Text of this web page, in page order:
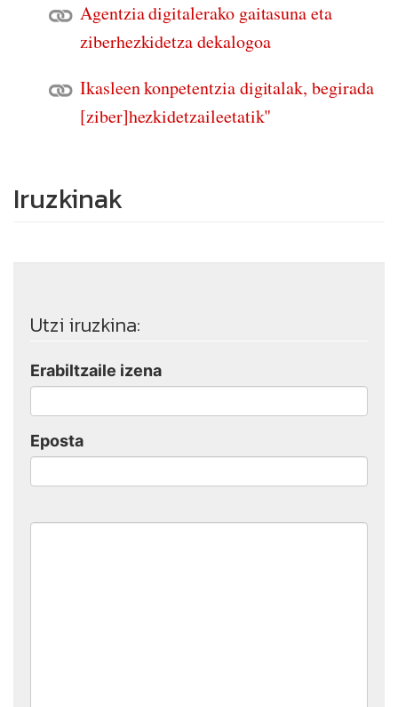
Agentzia digitalerako gaitasuna eta
ziberhezkidetza dekalogoa
Ikasleen konpetentzia digitalak, begirada
[ziber]hezkidetzaileetatik"
Iruzkinak
Utzi iruzkina:
Erabiltzaile izena
Eposta